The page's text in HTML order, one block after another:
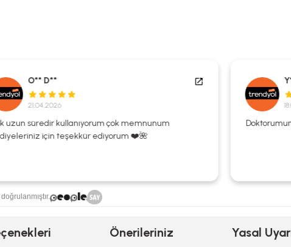
çok memnunum
ediyorum ❤️🌺
Doktorumun tavsiyesiyle aldım.
Önerileriniz Yasal